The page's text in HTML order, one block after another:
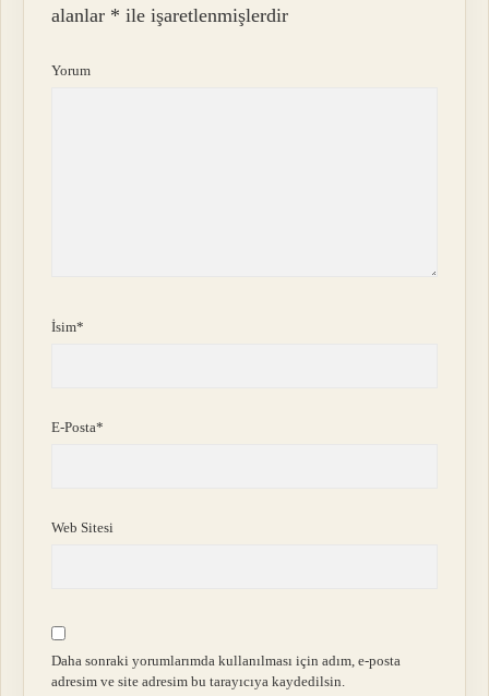
alanlar * ile işaretlenmişlerdir
Yorum
İsim*
E-Posta*
Web Sitesi
Daha sonraki yorumlarımda kullanılması için adım, e-posta
adresim ve site adresim bu tarayıcıya kaydedilsin.